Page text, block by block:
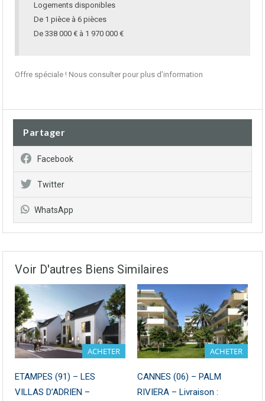
Logements disponibles
De 1 pièce à 6 pièces
De 338 000 € à 1 970 000 €
Offre spéciale ! Nous consulter pour plus d’information
Partager
Facebook
Twitter
WhatsApp
Voir D'autres Biens Similaires
ACHETER
ETAMPES (91) – LES
VILLAS D’ADRIEN –
ACHETER
CANNES (06) – PALM
RIVIERA – Livraison :